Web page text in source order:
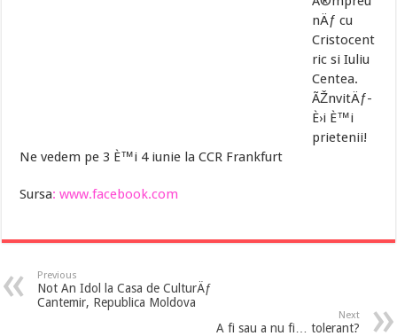
nÄƒ cu
Cristocent
ric si Iuliu
Centea.
ÃŽnvitÄƒ-
È›i È™i
prietenii!
Ne vedem pe 3 È™i 4 iunie la CCR Frankfurt
Sursa: www.facebook.com
Previous
Not An Idol la Casa de CulturÄƒ
Cantemir, Republica Moldova
Next
A fi sau a nu fi… tolerant?